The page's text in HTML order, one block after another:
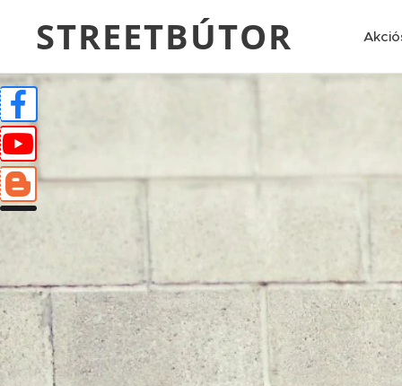
STREETBÚTOR